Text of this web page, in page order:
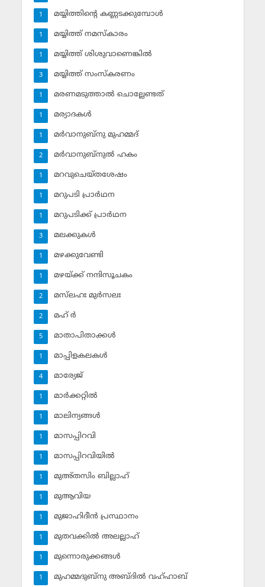
മയ്യിത്തിന്റെ കണ്ണടക്കുമ്പോള്‍
1
മയ്യിത്ത് നമസ്‌കാരം
1
മയ്യിത്ത് ശിശുവാണെങ്കില്‍
1
മയ്യിത്ത് സംസ്‌കരണം
3
മരണമടുത്താല്‍ ചൊല്ലേണ്ടത്
1
മര്യാദകള്‍
1
മര്‍വാനുബ്‌നു മുഹമ്മദ്
1
മര്‍വാനുബ്‌നുല്‍ ഹകം
2
മറവുചെയ്തശേഷം
1
മറുപടി പ്രാര്‍ഥന
1
മറുപടിക്ക് പ്രാര്‍ഥന
1
മലക്കുകള്‍
3
മഴക്കുവേണ്ടി
1
മഴയ്ക്ക് നന്ദിസൂചകം
1
മസ്‌ലഹഃ മുര്‍സലഃ
2
മഹ് ര്‍
2
മാതാപിതാക്കള്‍
5
മാപ്പിളകലകള്‍
1
മാര്യേജ്
4
മാര്‍ക്കറ്റില്‍
1
മാലിന്യങ്ങള്‍
1
മാസപ്പിറവി
1
മാസപ്പിറവിയില്‍
1
മുഅ്തസിം ബില്ലാഹ്
1
മുആവിയ
1
മുജാഹിദീന്‍ പ്രസ്ഥാനം
1
മുതവക്കില്‍ അലല്ലാഹ്
1
മുന്നൊരുക്കങ്ങള്‍
1
മുഹമ്മദുബ്‌നു അബ്ദില്‍ വഹ്ഹാബ്
1